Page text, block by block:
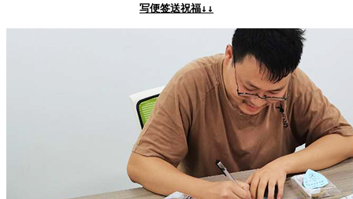
写便签送祝福↓↓